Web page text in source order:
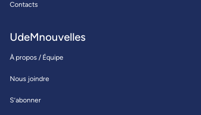
Contacts
UdeMnouvelles
À propos / Équipe
Nous joindre
S’abonner